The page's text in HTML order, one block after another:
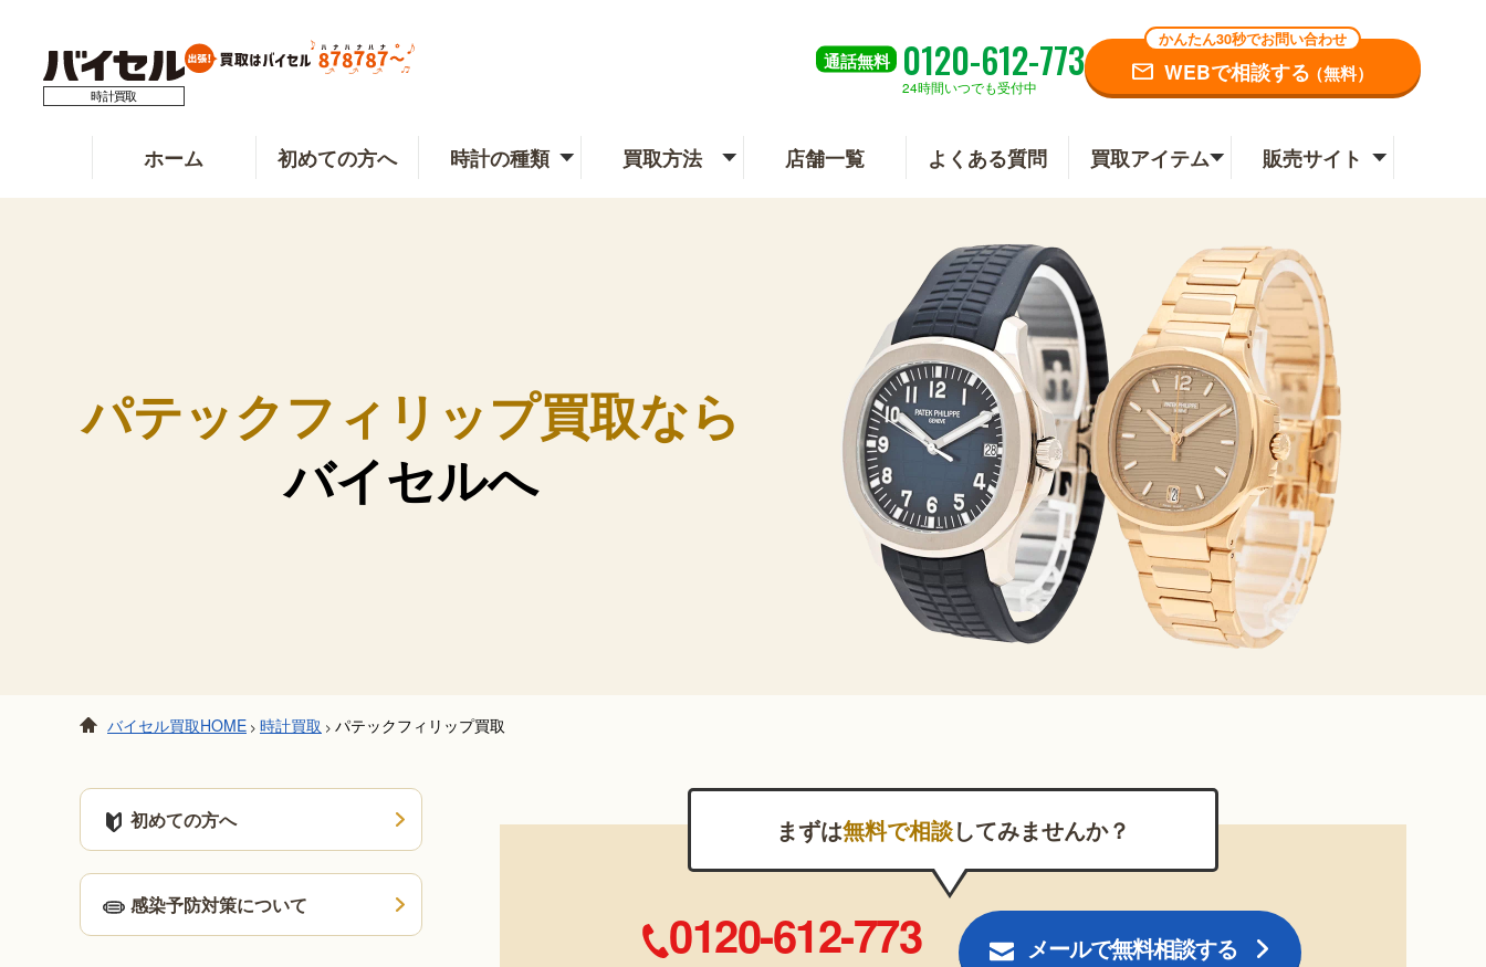
時計買取
通話無料 0120-612-773
24時間いつでも受付中
かんたん30秒でお問い合わせ
WEBで相談する（無料）
ホーム 初めての方へ 時計の種類 買取方法 店舗一覧 よくある質問 買取アイテム 販売サイト
パテックフィリップ買取なら
バイセルへ
バイセル買取HOME > 時計買取 > パテックフィリップ買取
まずは無料で相談してみませんか？
0120-612-773 メールで無料相談する
初めての方へ
感染予防対策について